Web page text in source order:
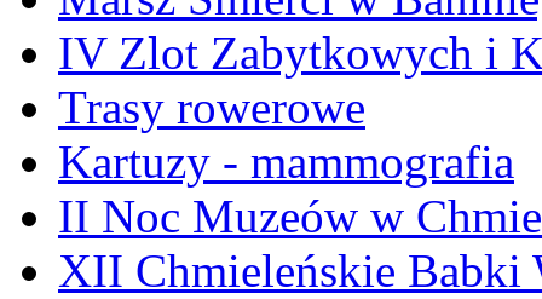
IV Zlot Zabytkowych i
Trasy rowerowe
Kartuzy - mammografia
II Noc Muzeów w
XII Chmieleńskie Babki